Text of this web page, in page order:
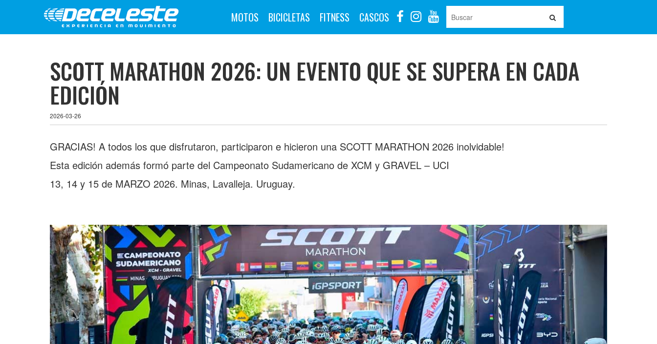
MOTOS BICICLETAS FITNESS CASCOS
SCOTT MARATHON 2026: UN EVENTO QUE SE SUPERA EN CADA
EDICIÓN
2026-03-26
GRACIAS! A todos los que disfrutaron, participaron e hicieron una SCOTT MARATHON 2026 inolvidable!
Esta edición además formó parte del Campeonato Sudamericano de XCM y GRAVEL – UCI
13, 14 y 15 de MARZO 2026. Minas, Lavalleja. Uruguay.